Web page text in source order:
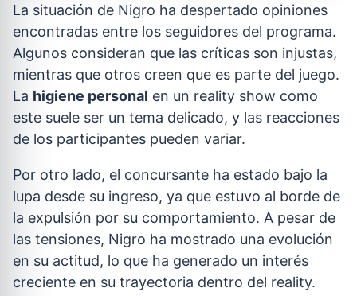
La situación de Nigro ha despertado opiniones
encontradas entre los seguidores del programa.
Algunos consideran que las críticas son injustas,
mientras que otros creen que es parte del juego.
La higiene personal en un reality show como
este suele ser un tema delicado, y las reacciones
de los participantes pueden variar.
Por otro lado, el concursante ha estado bajo la
lupa desde su ingreso, ya que estuvo al borde de
la expulsión por su comportamiento. A pesar de
las tensiones, Nigro ha mostrado una evolución
en su actitud, lo que ha generado un interés
creciente en su trayectoria dentro del reality.